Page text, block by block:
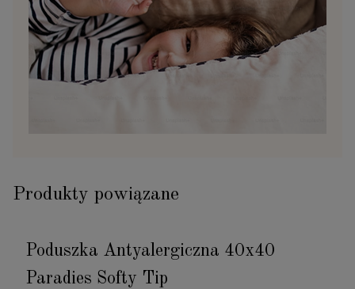
Produkty powiązane
Poduszka Antyalergiczna 40x40
Paradies Softy Tip